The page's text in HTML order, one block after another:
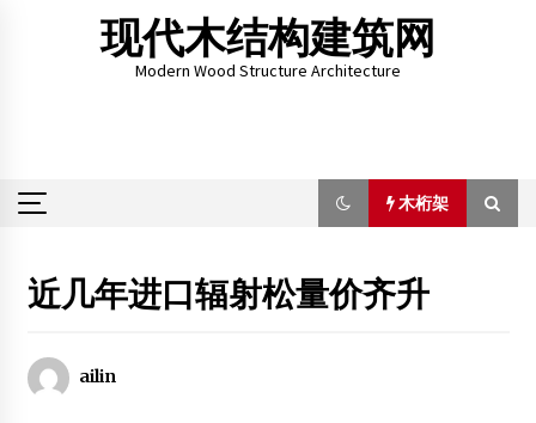
现代木结构建筑网
Modern Wood Structure Architecture
木桁架
2012年7月23日
近几年进口辐射松量价齐升
ailin